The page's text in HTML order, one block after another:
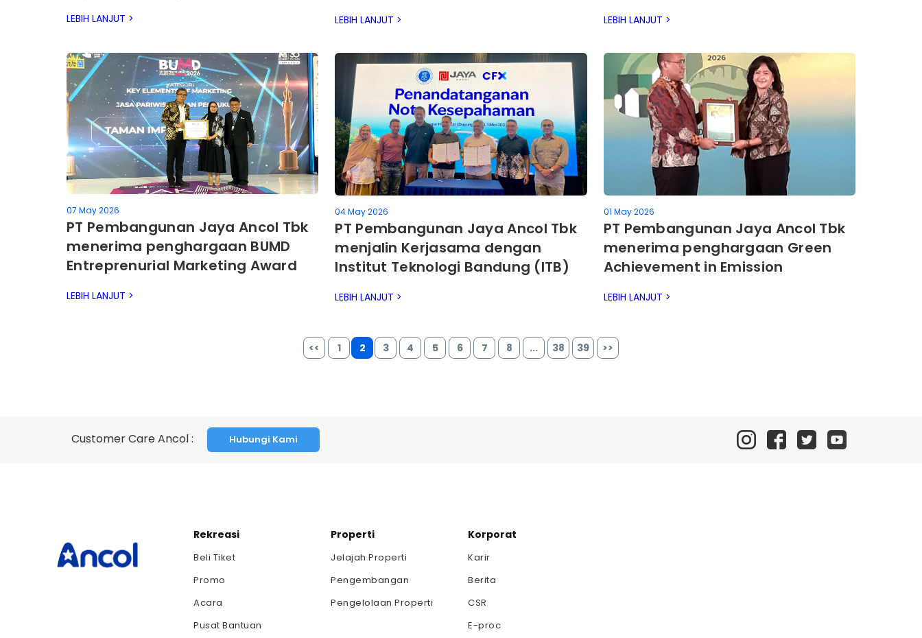
LEBIH LANJUT > LEBIH LANJUT > LEBIH LANJUT >
07 May 2026
PT Pembangunan Jaya Ancol Tbk
menerima penghargaan BUMD
Entreprenurial Marketing Award
LEBIH LANJUT >
04 May 2026
PT Pembangunan Jaya Ancol Tbk
menjalin Kerjasama dengan
Institut Teknologi Bandung (ITB)
LEBIH LANJUT >
01 May 2026
PT Pembangunan Jaya Ancol Tbk
menerima penghargaan Green
Achievement in Emission
Achievement in Emission
LEBIH LANJUT >
<< 1 2 3 4 5 6 7 8 ... 38 39 >>
Customer Care Ancol : Hubungi Kami
Rekreasi
Beli Tiket
Promo
Acara
Pusat Bantuan
Properti
Jelajah Properti
Pengembangan
Pengelolaan Properti
Korporat
Karir
Berita
CSR
E-proc